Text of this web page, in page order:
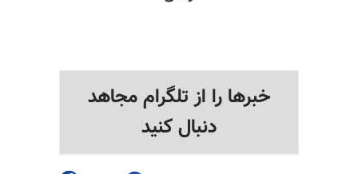
خبرها را از تلگرام مجاهد
دنبال کنید